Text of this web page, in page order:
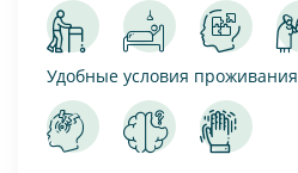
Удобные условия проживания